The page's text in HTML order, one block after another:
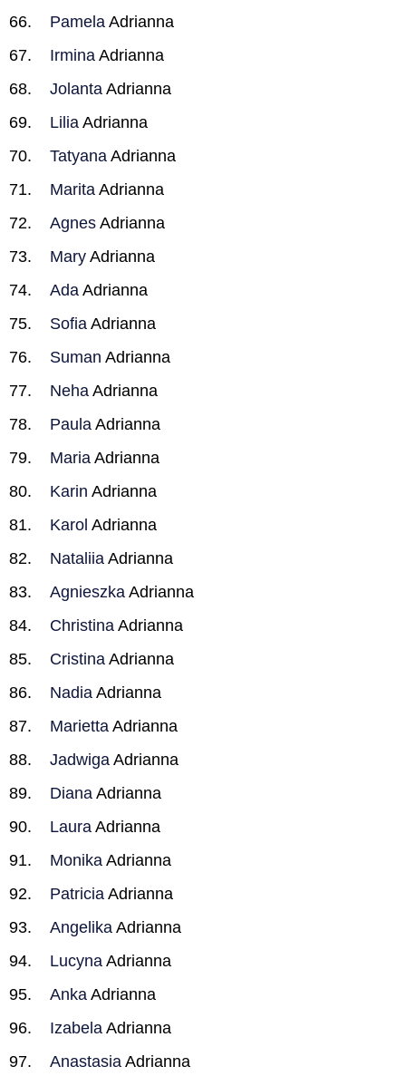
Pamela Adrianna
Irmina Adrianna
Jolanta Adrianna
Lilia Adrianna
Tatyana Adrianna
Marita Adrianna
Agnes Adrianna
Mary Adrianna
Ada Adrianna
Sofia Adrianna
Suman Adrianna
Neha Adrianna
Paula Adrianna
Maria Adrianna
Karin Adrianna
Karol Adrianna
Nataliia Adrianna
Agnieszka Adrianna
Christina Adrianna
Cristina Adrianna
Nadia Adrianna
Marietta Adrianna
Jadwiga Adrianna
Diana Adrianna
Laura Adrianna
Monika Adrianna
Patricia Adrianna
Angelika Adrianna
Lucyna Adrianna
Anka Adrianna
Izabela Adrianna
Anastasia Adrianna